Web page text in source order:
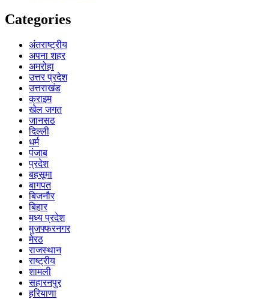
Categories
अंतराष्ट्रीय
अपना शहर
अमरोहा
उत्तर प्रदेश
उत्तराखंड
क्राइम
खेल जगत
जानसठ
दिल्ली
धर्म
पंजाब
प्रदेश
बहसूमा
बागपत
बिजनौर
बिहार
मध्य प्रदेश
मुजफ्फरनगर
मेरठ
राजस्थान
राष्ट्रीय
शामली
सहारनपुर
हरियाणा